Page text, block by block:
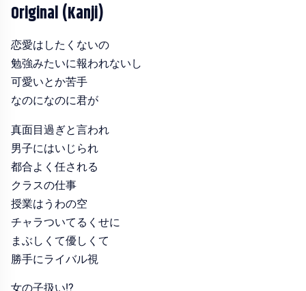
Original (Kanji)
恋愛はしたくないの
勉強みたいに報われないし
可愛いとか苦手
なのになのに君が
真面目過ぎと言われ
男子にはいじられ
都合よく任される
クラスの仕事
授業はうわの空
チャラついてるくせに
まぶしくて優しくて
勝手にライバル視
女の子扱い!?